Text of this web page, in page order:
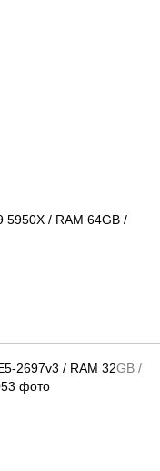
5950X / RAM 64GB /